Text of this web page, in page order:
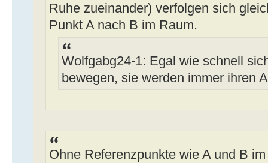
Ruhe zueinander) verfolgen sich
Punkt A nach B im Raum.
Wolfgabg24-1: Egal wie schnell
bewegen, sie werden immer ihren
Ohne Referenzpunkte wie A und B